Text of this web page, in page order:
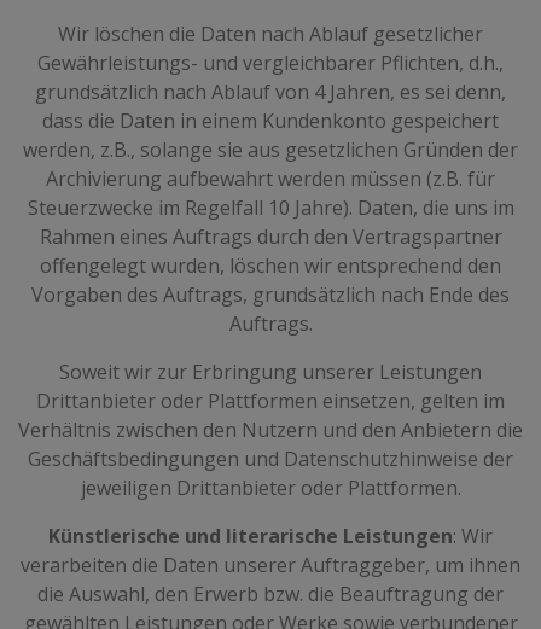
Wir löschen die Daten nach Ablauf gesetzlicher
Gewährleistungs- und vergleichbarer Pflichten, d.h.,
grundsätzlich nach Ablauf von 4 Jahren, es sei denn,
dass die Daten in einem Kundenkonto gespeichert
werden, z.B., solange sie aus gesetzlichen Gründen der
Archivierung aufbewahrt werden müssen (z.B. für
Steuerzwecke im Regelfall 10 Jahre). Daten, die uns im
Rahmen eines Auftrags durch den Vertragspartner
offengelegt wurden, löschen wir entsprechend den
Vorgaben des Auftrags, grundsätzlich nach Ende des
Auftrags.
Soweit wir zur Erbringung unserer Leistungen
Drittanbieter oder Plattformen einsetzen, gelten im
Verhältnis zwischen den Nutzern und den Anbietern die
Geschäftsbedingungen und Datenschutzhinweise der
jeweiligen Drittanbieter oder Plattformen.
Künstlerische und literarische Leistungen: Wir
verarbeiten die Daten unserer Auftraggeber, um ihnen
die Auswahl, den Erwerb bzw. die Beauftragung der
gewählten Leistungen oder Werke sowie verbundener